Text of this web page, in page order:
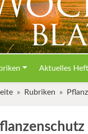
Aktuelles Heft
Rubriken